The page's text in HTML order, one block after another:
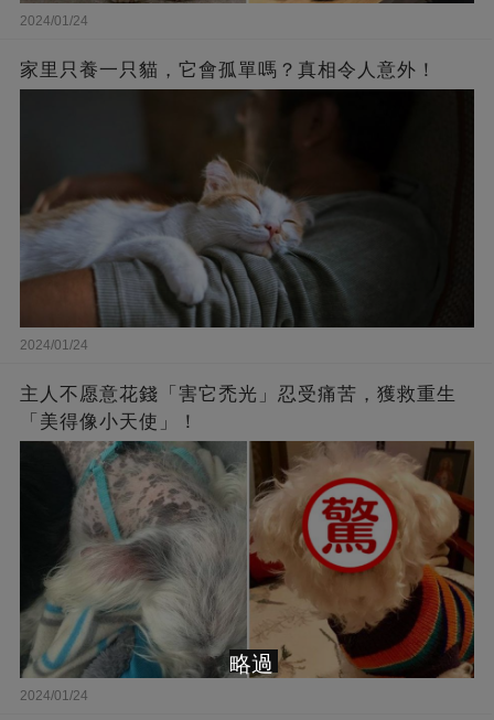
2024/01/24
家里只養一只貓，它會孤單嗎？真相令人意外！
2024/01/24
主人不愿意花錢「害它禿光」忍受痛苦，獲救重生
「美得像小天使」！
2024/01/24
略過